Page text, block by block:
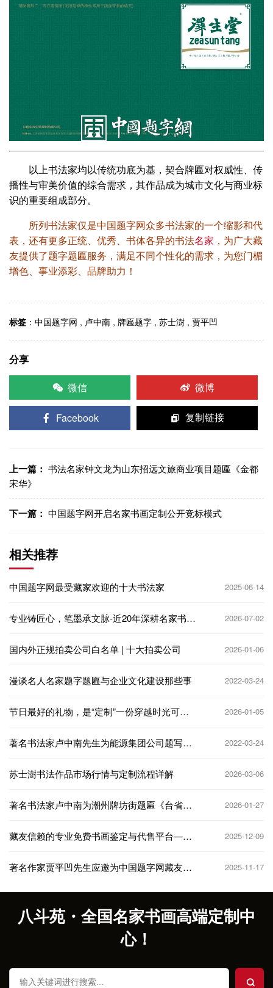
以上书法家均以传统功底为基，契合牌匾对权威性、传
播性与审美价值的综合需求，其作品成为城市文化与商业标
识的重要组成部分。
所列书法家仅是中国题字网众多书法家的一个缩影和代
表，还有更多正统、优秀、书体各异的书法名家 ，为广大藏
友提供了题字题匾服务，满足不同个性化的需求，为您门楣
增色、事业添彩、品牌助力！
标签 ： 中国题字网 , 卢中南 , 牌匾题字 , 苏士澍 , 贾平凹
分享
微信
微博
Facebook 复制链接
上一篇： 书法名家钟文龙为山东招远文旅商业项目题匾《金都
宋华》
下一篇： 中国题字网开启名家书画定制公开竞标模式
相关推荐
中国题字网最受藏家欢迎的十大书法家 2025-06-14
专业铸匠心，笔墨承文脉-近20年深耕名家书法
2026-07-02
国内外正规拍卖公司白名单 | 十大拍卖公司 2026-01-06
漫谈名人名家​题字题匾与企业文化建设那些事 2022-03-24
节日最好的礼物，是“定制”一份穿越时光可以
2026-01-05
著名书法家卢中南先生为能源集团公司题写牌
2022-03-24
苏士澍书法作品市场行情与定制流程详解 2026-03-06
著名书法家卢中南为潮州牌坊街题匾《台省褒
2026-01-27
藏友信赖的专业免费书画鉴定与代售平台——
2025-12-09
著名作家贾平凹先生应邀为中国题字网藏友书
2025-11-17
八斗苑・全国名家书画高端定制中
心！